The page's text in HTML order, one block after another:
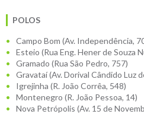
POLOS
Campo Bom (Av. Independência,
Esteio (Rua Eng. Hener de Souza
Gramado (Rua São Pedro, 757)
Gravataí (Av. Dorival Cândido Luz
Igrejinha (R. João Corrêa, 548)
Montenegro (R. João Pessoa, 14)
Nova Petrópolis (Av. 15 de